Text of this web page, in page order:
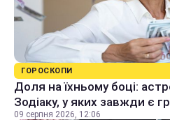
ГОРОСКОПИ
Доля на їхньому боці:
Зодіаку, у яких завжди є
09 серпня 2026, 12:06